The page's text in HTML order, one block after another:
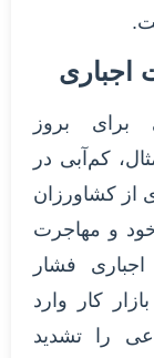
اجباری
برای بروز
کم‌آبی در
از کشاورزان
و مهاجرت
فشار
کار وارد
را تشدید